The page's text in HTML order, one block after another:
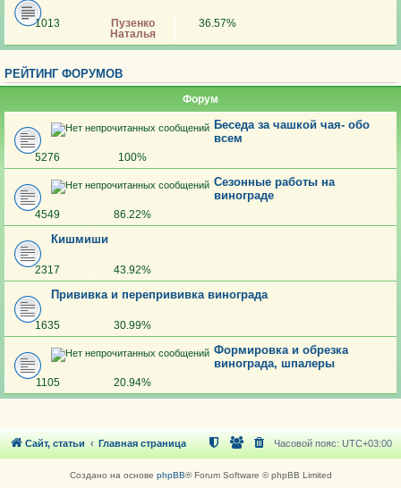
1013
Пузенко
Наталья
36.57%
РЕЙТИНГ ФОРУМОВ
Форум
Беседа за чашкой чая- обо
всем
5276 100%
Сезонные работы на
винограде
4549 86.22%
Кишмиши
2317 43.92%
Прививка и перепрививка винограда
1635 30.99%
Формировка и обрезка
винограда, шпалеры
1105 20.94%
Сайт, статьи Главная страница Часовой пояс: UTC+03:00
Создано на основе phpBB® Forum Software © phpBB Limited